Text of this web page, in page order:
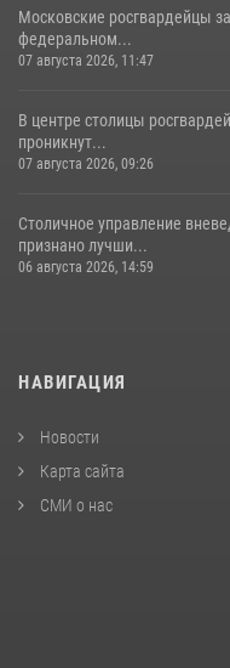
Московские росгвардейцы
федеральном...
07 августа 2026, 11:47
В центре столицы
проникнут...
07 августа 2026, 09:26
Столичное управление
признано лучши...
06 августа 2026, 14:59
НАВИГАЦИЯ
Новости
Карта сайта
СМИ о нас